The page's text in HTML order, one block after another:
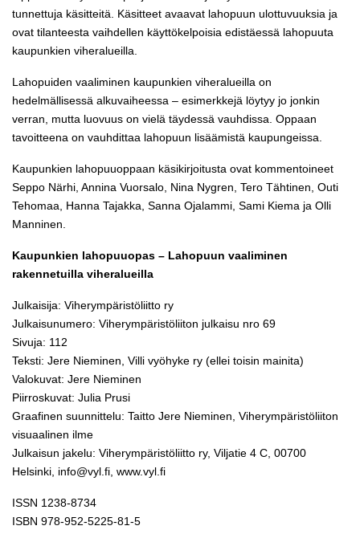
tunnettuja käsitteitä. Käsitteet avaavat lahopuun ulottuvuuksia ja
ovat tilanteesta vaihdellen käyttökelpoisia edistäessä lahopuuta
kaupunkien viheralueilla.
Lahopuiden vaaliminen kaupunkien viheralueilla on
hedelmällisessä alkuvaiheessa – esimerkkejä löytyy jo jonkin
verran, mutta luovuus on vielä täydessä vauhdissa. Oppaan
tavoitteena on vauhdittaa lahopuun lisäämistä kaupungeissa.
Kaupunkien lahopuuoppaan käsikirjoitusta ovat kommentoineet
Seppo Närhi, Annina Vuorsalo, Nina Nygren, Tero Tähtinen, Outi
Tehomaa, Hanna Tajakka, Sanna Ojalammi, Sami Kiema ja Olli
Manninen.
Kaupunkien lahopuuopas – Lahopuun vaaliminen
rakennetuilla viheralueilla
Julkaisija: Viherympäristöliitto ry
Julkaisunumero: Viherympäristöliiton julkaisu nro 69
Sivuja: 112
Teksti: Jere Nieminen, Villi vyöhyke ry (ellei toisin mainita)
Valokuvat: Jere Nieminen
Piirroskuvat: Julia Prusi
Graafinen suunnittelu: Taitto Jere Nieminen, Viherympäristöliiton
visuaalinen ilme
Julkaisun jakelu: Viherympäristöliitto ry, Viljatie 4 C, 00700
Helsinki, info@vyl.fi, www.vyl.fi
ISSN 1238-8734
ISBN 978-952-5225-81-5